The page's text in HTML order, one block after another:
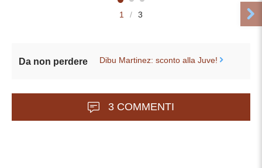
1 / 3
Da non perdere Dibu Martinez: sconto alla Juve!
3 COMMENTI